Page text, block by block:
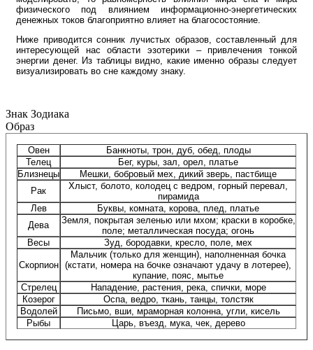
физического под влиянием информационно-энергетических
денежных токов благоприятно влияет на благосостояние.
Ниже приводится сонник лучистых образов, составленный для
интересующей нас области эзотерики – привлечения тонкой
энергии денег. Из таблицы видно, какие именно образы следует
визуализировать во сне каждому знаку.
Знак Зодиака
Образ
Овен
Банкноты, трон, дуб, обед, плоды
Телец
Бег, куры, зал, орел, платье
Близнецы
Мешки, бобровый мех, дикий зверь, пастбище
Рак
Хлыст, болото, колодец с ведром, горный перевал,
пирамида
Лев
Буквы, комната, корова, плед, платье
Дева
Земля, покрытая зеленью или мхом; краски в коробке,
поле; металлическая посуда; огонь
Весы
Зуд, бородавки, кресло, поле, мех
Скорпион
Мальчик (только для женщин), наполненная бочка
(кстати, номера на бочке означают удачу в лотерее),
купание, пояс, мытье
Стрелец
Нападение, растения, река, спички, море
Козерог
Оспа, ведро, ткань, танцы, толстяк
Водолей
Письмо, вши, мраморная колонна, угли, кисель
Рыбы
Царь, въезд, мука, чек, дерево